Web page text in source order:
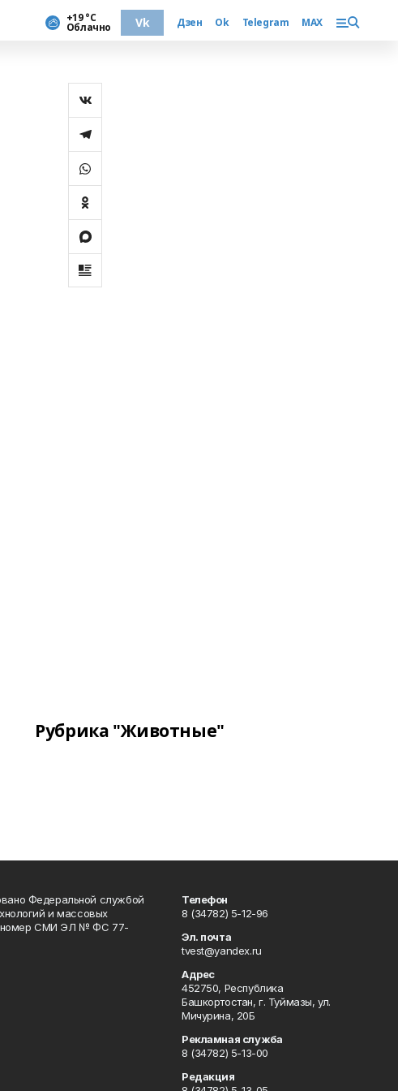
+19 °С
Облачно Vk Дзен Ok Telegram MAX
Рубрика "Животные"
Федеральной службой
и массовых
номер СМИ ЭЛ № ФС 77-
Телефон
8 (34782) 5-12-96
Эл. почта
tvest@yandex.ru
Адрес
452750, Республика
Башкортостан, г. Туймазы, ул.
Мичурина, 20Б
Рекламная служба
8 (34782) 5-13-00
Редакция